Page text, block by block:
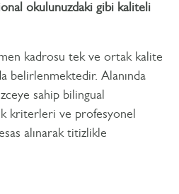
okulunuzdaki gibi kaliteli
kadrosu tek ve ortak kalite
belirlenmektedir. Alanında
sahip bilingual
kriterleri ve profesyonel
alınarak titizlikle